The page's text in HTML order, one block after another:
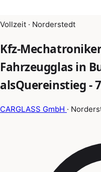
Vollzeit · Norderstedt
Kfz-
Fahrzeugglas in
alsQuereinstieg -
CARGLASS GmbH ·